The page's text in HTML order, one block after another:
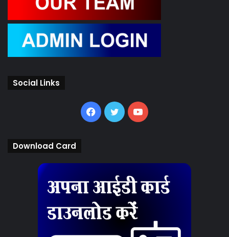
Social Links
Facebook
TwitterYouTube
Download Card